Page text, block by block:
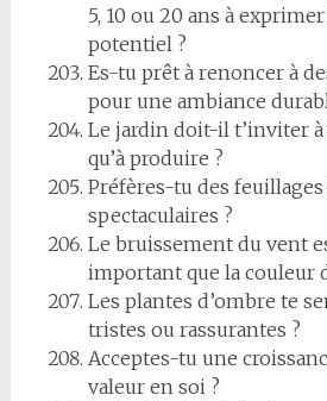
5, 10 ou 20 ans à
potentiel ?
Es-tu prêt à renoncer à
pour une ambiance
Le jardin doit-il t’inviter
qu’à produire ?
Préfères-tu des
spectaculaires ?
Le bruissement du vent
important que la couleur
Les plantes d’ombre te
tristes ou rassurantes ?
Acceptes-tu une
valeur en soi ?